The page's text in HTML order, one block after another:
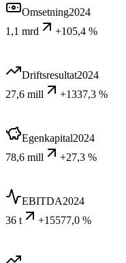
Omsetning2024
1,1 mrd
+105,4 %
Driftsresultat2024
27,6 mill
+1337,3 %
Egenkapital2024
78,6 mill
+27,3 %
EBITDA2024
36 t
+15577,0 %